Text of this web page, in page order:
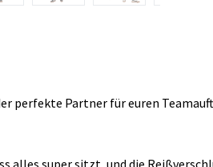
perfekte Partner für euren